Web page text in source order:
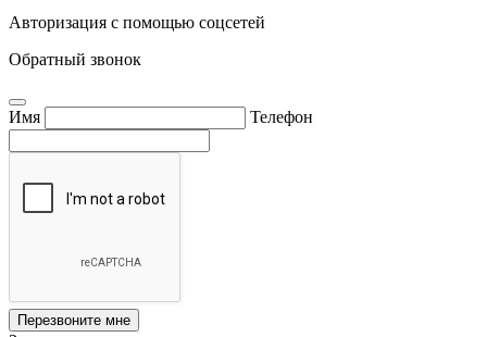
Авторизация с помощью соцсетей
Обратный звонок
Имя Телефон
Перезвоните мне